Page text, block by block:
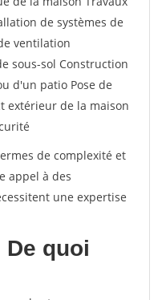
de systèmes de
ventilation
sous-sol Construction
d'un patio Pose de
extérieur de la maison
de complexité et
appel à des
une expertise
De quoi